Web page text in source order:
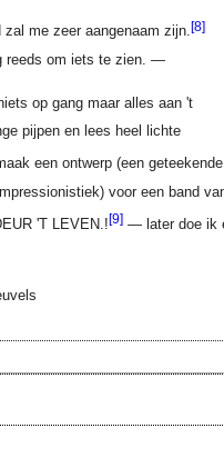
zal me zeer aangenaam zijn.[8]
reeds om iets te zien. —
op gang maar alles aan 't
pijpen en lees heel lichte
een ontwerp (een geteekende
voor een band
'T LEVEN.![9]— later doe ik